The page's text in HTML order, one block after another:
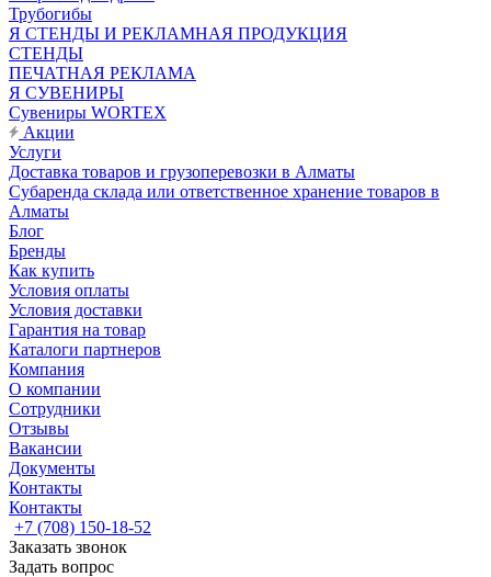
Трубогибы
Я СТЕНДЫ И РЕКЛАМНАЯ ПРОДУКЦИЯ
СТЕНДЫ
ПЕЧАТНАЯ РЕКЛАМА
Я СУВЕНИРЫ
Сувениры WORTEX
Акции
Услуги
Доставка товаров и грузоперевозки в Алматы
Субаренда склада или ответственное хранение товаров в
Алматы
Блог
Бренды
Как купить
Условия оплаты
Условия доставки
Гарантия на товар
Каталоги партнеров
Компания
О компании
Сотрудники
Отзывы
Вакансии
Документы
Контакты
Контакты
+7 (708) 150-18-52
Заказать звонок
Задать вопрос